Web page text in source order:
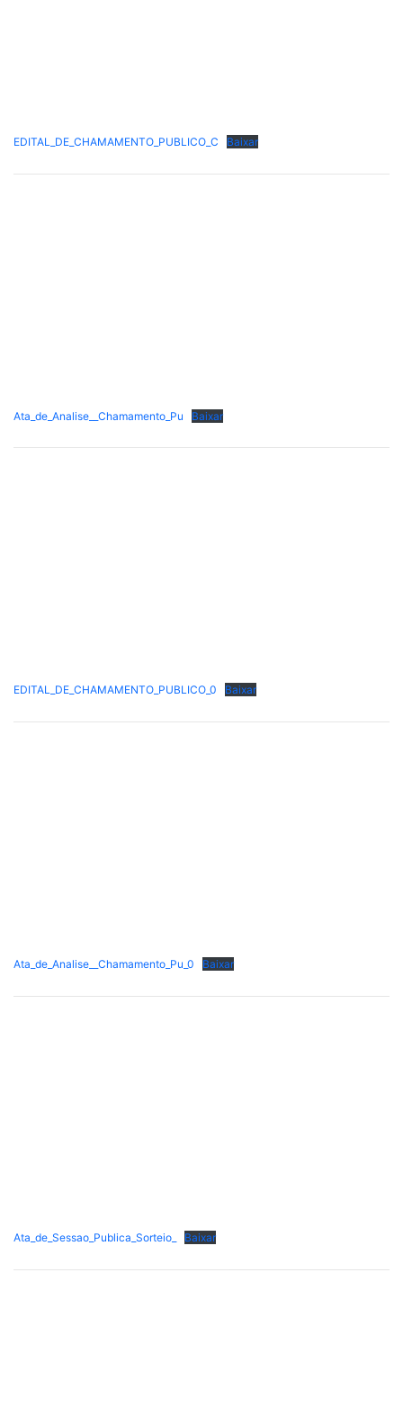
EDITAL_DE_CHAMAMENTO_PUBLICO_C Baixar
Ata_de_Analise__Chamamento_Pu Baixar
EDITAL_DE_CHAMAMENTO_PUBLICO_0 Baixar
Ata_de_Analise__Chamamento_Pu_0 Baixar
Ata_de_Sessao_Publica_Sorteio_ Baixar